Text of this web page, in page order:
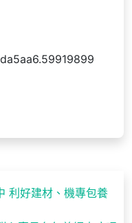
利好建材、機專包養